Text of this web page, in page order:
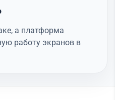
а платформа
работу экранов в